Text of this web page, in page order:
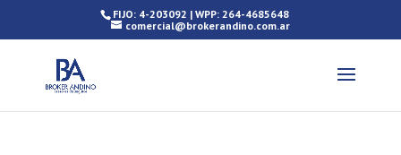
FIJO: 4-203092 | WPP: 264-4685648
comercial@brokerandino.com.ar